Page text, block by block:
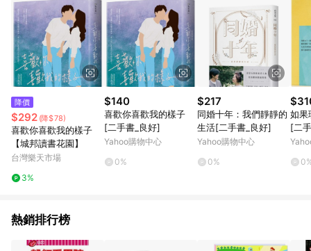
品最高回饋點數」機制 (部分時段開放「回饋無上限」)，以同一
訂單中同一商品不論件數計算，請依訂單成立當下LINE購物的回
饋機制為準。
降價
$292 (降$78)
喜歡你喜歡我的樣子
【城邦讀書花園】
台灣樂天市場
3%
$140
喜歡你喜歡我的樣子
[二手書_良好]
Yahoo購物中心
0%
$217
同婚十年：我們靜靜的
生活[二手書_良好]
Yahoo購物中心
0%
如果
[二
熱銷排行榜